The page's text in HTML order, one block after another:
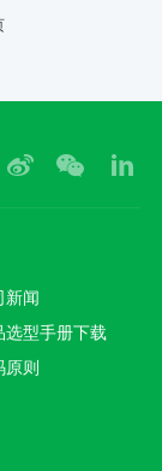
新闻
选型手册下载
原则